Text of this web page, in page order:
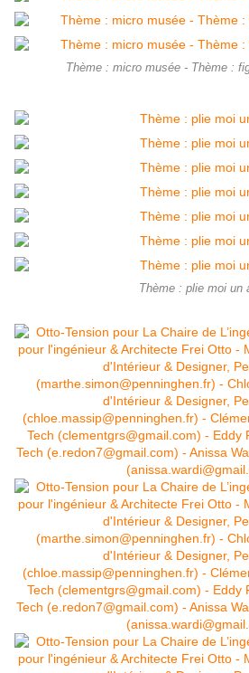
Thème : micro musée - Thème :
Thème : plie moi un